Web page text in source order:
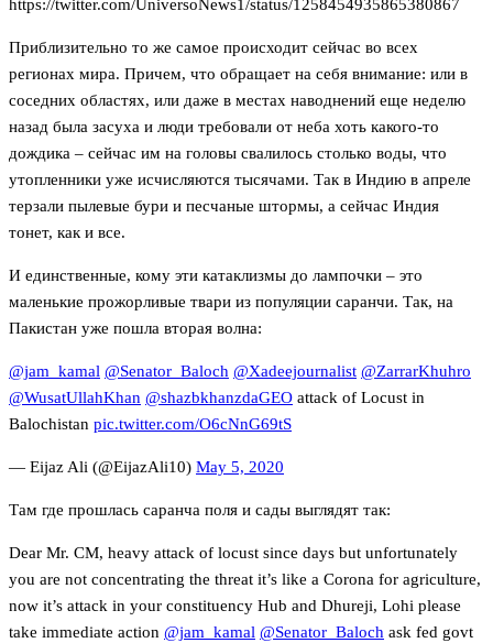
https://twitter.com/UniversoNews1/status/1258454935865380867
Приблизительно то же самое происходит сейчас во всех
регионах мира. Причем, что обращает на себя внимание: или в
соседних областях, или даже в местах наводнений еще неделю
назад была засуха и люди требовали от неба хоть какого-то
дождика – сейчас им на головы свалилось столько воды, что
утопленники уже исчисляются тысячами. Так в Индию в апреле
терзали пылевые бури и песчаные штормы, а сейчас Индия
тонет, как и все.
И единственные, кому эти катаклизмы до лампочки – это
маленькие прожорливые твари из популяции саранчи. Так, на
Пакистан уже пошла вторая волна:
@jam_kamal @Senator_Baloch @Xadeejournalist @ZarrarKhuhro
@WusatUllahKhan @shazbkhanzdaGEO attack of Locust in
Balochistan pic.twitter.com/O6cNnG69tS
— Eijaz Ali (@EijazAli10) May 5, 2020
Там где прошлась саранча поля и сады выглядят так:
Dear Mr. CM, heavy attack of locust since days but unfortunately
you are not concentrating the threat it’s like a Corona for agriculture,
now it’s attack in your constituency Hub and Dhureji, Lohi please
take immediate action @jam_kamal @Senator_Baloch ask fed govt